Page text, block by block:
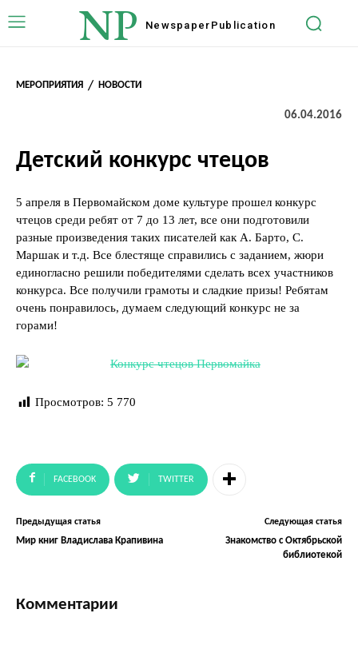
NP Newspaper Publication
МЕРОПРИЯТИЯ НОВОСТИ
06.04.2016
Детский конкурс чтецов
5 апреля в Первомайском доме культуре прошел конкурс
чтецов среди ребят от 7 до 13 лет, все они подготовили
разные произведения таких писателей как А. Барто, С.
Маршак и т.д. Все блестяще справились с заданием, жюри
единогласно решили победителями сделать всех участников
конкурса. Все получили грамоты и сладкие призы! Ребятам
очень понравилось, думаем следующий конкурс не за
горами!
Просмотров: 5 770
FACEBOOK TWITTER
Предыдущая статья
Мир книг Владислава Крапивина
Следующая статья
Знакомство с Октябрьской
библиотекой
Комментарии